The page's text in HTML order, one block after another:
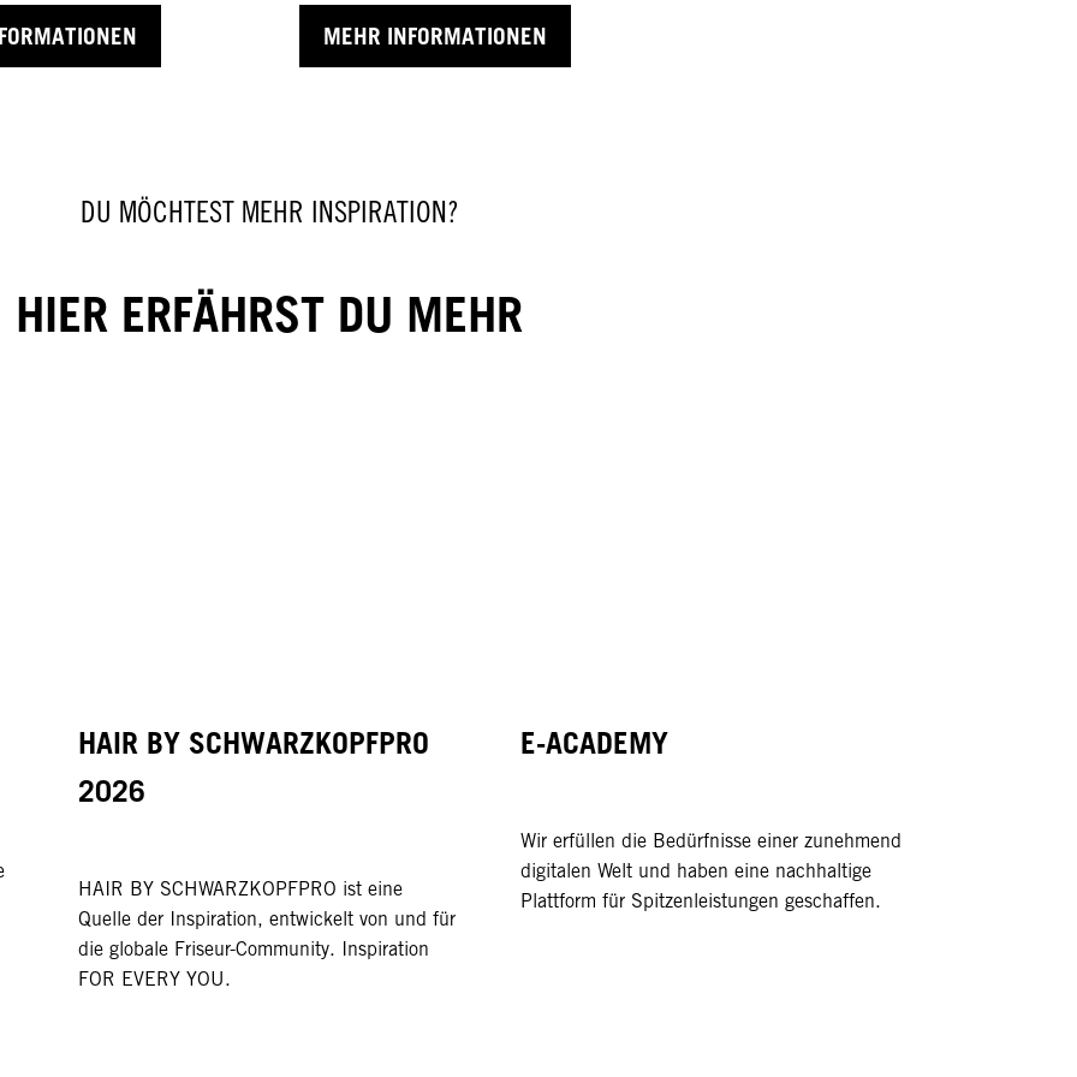
MEHR INFORMATIONEN
DU MÖCHTEST MEHR INSPIRATION?
HIER ERFÄHRST DU MEHR
HAIR BY SCHWARZKOPFPRO
2026
HAIR BY SCHWARZKOPFPRO ist eine
Quelle der Inspiration, entwickelt von und für
die globale Friseur-Community. Inspiration
FOR EVERY YOU.
E-ACADEMY
Wir erfüllen die Bedürfnisse einer zunehmend
digitalen Welt und haben eine nachhaltige
Plattform für Spitzenleistungen geschaffen.